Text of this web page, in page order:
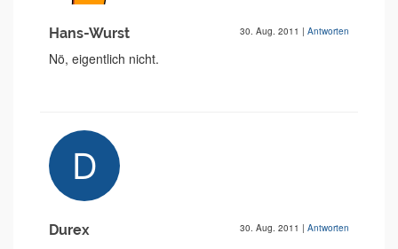
Hans-Wurst 30. Aug. 2011 | Antworten
Nö, eigentlich nicht.
Durex 30. Aug. 2011 | Antworten